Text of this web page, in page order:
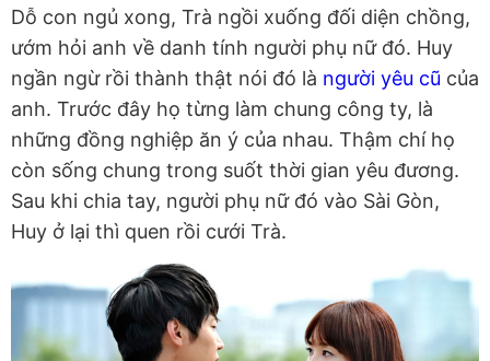
Dỗ con ngủ xong, Trà ngồi xuống đối diện chồng,
ướm hỏi anh về danh tính người phụ nữ đó. Huy
ngần ngừ rồi thành thật nói đó là người yêu cũ của
anh. Trước đây họ từng làm chung công ty, là
những đồng nghiệp ăn ý của nhau. Thậm chí họ
còn sống chung trong suốt thời gian yêu đương.
Sau khi chia tay, người phụ nữ đó vào Sài Gòn,
Huy ở lại thì quen rồi cưới Trà.